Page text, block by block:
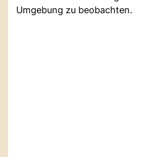
Umgebung zu beobachten.